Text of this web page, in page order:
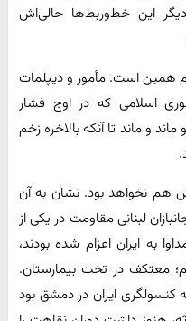
این خط‌وربط‌ها حالی‌اش
همین است. مأمور و دیپلمات
اسلامی که در اوج فشار
و ماند تا آنکه بالاخره زخم
هم نخواهد بود. نشان به آن
لبنانی مقاومت در یکی از
به ایران اعزام شده بودند،
معتکف در تخت بیمارستان.
ایران در دمشق بود